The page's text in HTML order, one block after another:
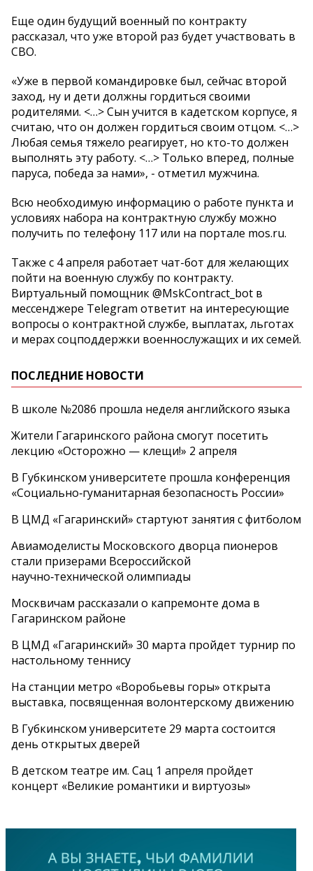
Еще один будущий военный по контракту
рассказал, что уже второй раз будет участвовать в
СВО.
«Уже в первой командировке был, сейчас второй
заход, ну и дети должны гордиться своими
родителями. <…> Сын учится в кадетском корпусе, я
считаю, что он должен гордиться своим отцом. <…>
Любая семья тяжело реагирует, но кто-то должен
выполнять эту работу. <…> Только вперед, полные
паруса, победа за нами», - отметил мужчина.
Всю необходимую информацию о работе пункта и
условиях набора на контрактную службу можно
получить по телефону 117 или на портале mos.ru.
Также с 4 апреля работает чат-бот для желающих
пойти на военную службу по контракту.
Виртуальный помощник @MskContract_bot в
мессенджере Telegram ответит на интересующие
вопросы о контрактной службе, выплатах, льготах
и мерах соцподдержки военнослужащих и их семей.
ПОСЛЕДНИЕ НОВОСТИ
В школе №2086 прошла неделя английского языка
Жители Гагаринского района смогут посетить
лекцию «Осторожно — клещи!» 2 апреля
В Губкинском университете прошла конференция
«Социально‑гуманитарная безопасность России»
В ЦМД «Гагаринский» стартуют занятия с фитболом
Авиамоделисты Московского дворца пионеров
стали призерами Всероссийской
научно‑технической олимпиады
Москвичам рассказали о капремонте дома в
Гагаринском районе
В ЦМД «Гагаринский» 30 марта пройдет турнир по
настольному теннису
На станции метро «Воробьевы горы» открыта
выставка, посвященная волонтерскому движению
В Губкинском университете 29 марта состоится
день открытых дверей
В детском театре им. Сац 1 апреля пройдет
концерт «Великие романтики и виртуозы»